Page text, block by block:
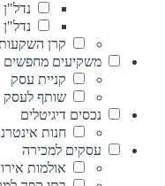
נדל"ן
נדל"ן
קרן
משקיעים מחפשים
קניית עסק
שותף לעסק
נכסים דיגיטלים
חנות
עסקים למכירה
אולמות